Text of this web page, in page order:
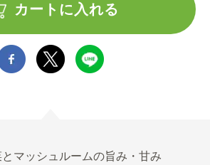
カートに入れる
とマッシュルームの旨み・甘み